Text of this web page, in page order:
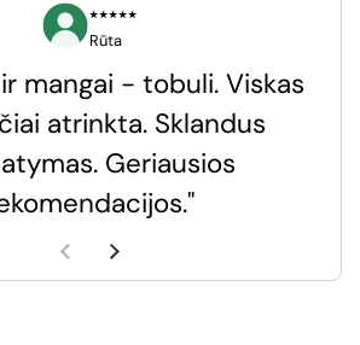
⭑⭑⭑⭑⭑
Rūta
mangai - tobuli. Viskas
atrinkta. Sklandus
Geriausios
Ankstesnė skaidrė
Kita skaidrė